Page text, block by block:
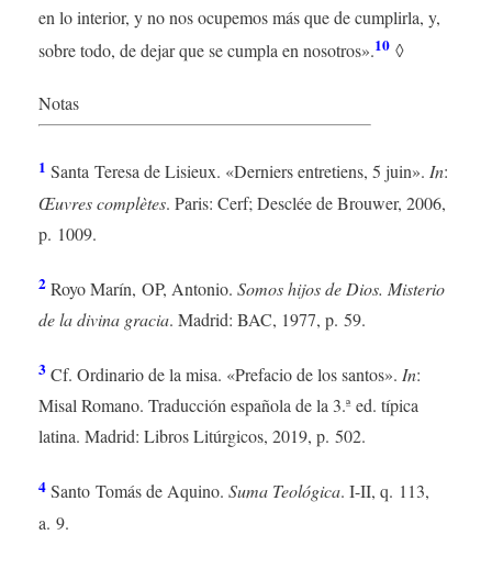
en lo interior, y no nos ocupemos más que de cumplirla, y,
sobre todo, de dejar que se cumpla en nosotros».10◊
Notas
1 Santa Teresa de Lisieux. «Derniers entretiens, 5 juin». In:
Œuvres complètes. Paris: Cerf; Desclée de Brouwer, 2006,
p. 1009.
2Royo Marín, OP, Antonio. Somos hijos de Dios. Misterio
de la divina gracia. Madrid: BAC, 1977, p. 59.
3Cf. Ordinario de la misa. «Prefacio de los santos». In:
Misal Romano. Traducción española de la 3.ª ed. típica
latina. Madrid: Libros Litúrgicos, 2019, p. 502.
4Santo Tomás de Aquino. Suma Teológica. I-II, q. 113,
a. 9.